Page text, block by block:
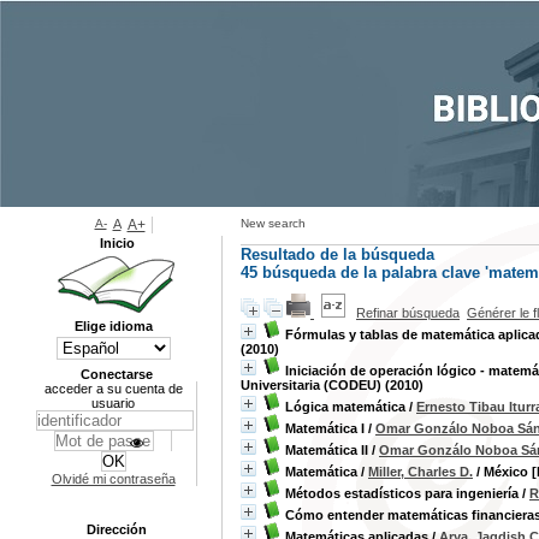
New search
Resultado de la búsqueda
45 búsqueda de la palabra clave
Refinar búsqueda Générer le
Fórmulas y tablas de matemática
(2010)
Iniciación de operación lógico -
Universitaria (CODEU) (2010)
Lógica matemática / Ernesto Tibau
Matemática I / Omar Gonzálo Noboa
Matemática II / Omar Gonzálo Noboa
Matemática / Miller, Charles D. / México
Métodos estadísticos para ingeniería /
Cómo entender matemáticas
A- A A+
Inicio
Elige idioma
Conectarse
acceder a su cuenta de
usuario
Olvidé mi contraseña
Dirección